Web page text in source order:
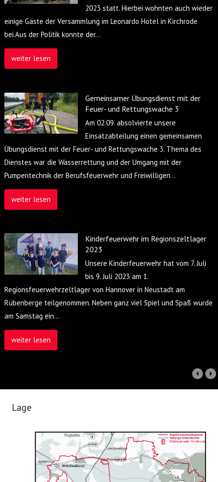
2023 statt. Hierbei wohnten auch wieder
einige Gäste der Versammlung im Leonardo Hotel in Kirchrode
bei.Aus der Politik konnte der…
weiter lesen
Gemeinsamer Übungsdienst mit der
Feuer- und Rettungswache 3
Am 02.09. absolvierte unsere
Einsatzabteilung einen gemeinsamen
Übungsdienst mit der Feuer- und Rettungswache 3. Thema des
Dienstes war die Wasserrettung und der Umgang mit der
Pumpentechnik der Berufsfeuerwehr und Freiwilligen…
weiter lesen
Kinderfeuerwehr im Regionszeltlager
2023
Unsere Kinderfeuerwehr hat vom 7. Juli
bis 9. Juli 2023 am 1.
Regionsfeuerwehrzeltlager von Hannover in Neustadt am
Rübenberge teilgenommen. Neben ganz viel Spiel und Spaß wurde
am Samstag ein…
weiter lesen
Lage